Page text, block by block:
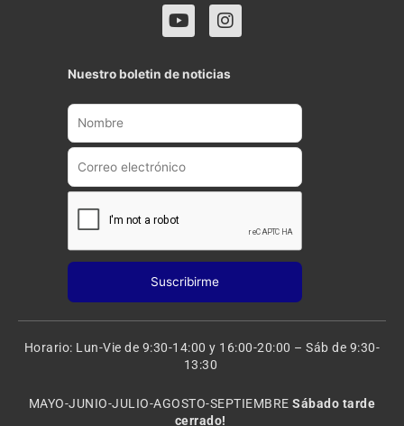
Y
o
t
u
b
I
n
t
a
g
a
Nuestro boletin de noticias
Horario: Lun-Vie de 9:30-14:00 y 16:00-20:00 – Sáb de 9:30-
13:30
MAYO-JUNIO-JULIO-AGOSTO-SEPTIEMBRESábado tarde
cerrado!